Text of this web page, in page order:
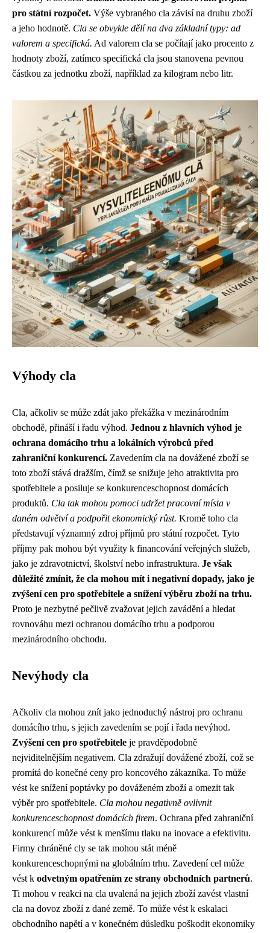
pro státní rozpočet. Výše vybraného cla závisí na druhu zboží
a jeho hodnotě. Cla se obvykle dělí na dva základní typy: ad
valorem a specifická. Ad valorem cla se počítají jako procento z
hodnoty zboží, zatímco specifická cla jsou stanovena pevnou
částkou za jednotku zboží, například za kilogram nebo litr.
Výhody cla
Cla, ačkoliv se může zdát jako překážka v mezinárodním
obchodě, přináší i řadu výhod. Jednou z hlavních výhod je
ochrana domácího trhu a lokálních výrobců před
zahraniční konkurencí. Zavedením cla na dovážené zboží se
toto zboží stává dražším, čímž se snižuje jeho atraktivita pro
spotřebitele a posiluje se konkurenceschopnost domácích
produktů. Cla tak mohou pomoci udržet pracovní místa v
daném odvětví a podpořit ekonomický růst. Kromě toho cla
představují významný zdroj příjmů pro státní rozpočet. Tyto
příjmy pak mohou být využity k financování veřejných služeb,
jako je zdravotnictví, školství nebo infrastruktura. Je však
důležité zmínit, že cla mohou mít i negativní dopady, jako je
zvýšení cen pro spotřebitele a snížení výběru zboží na trhu.
Proto je nezbytné pečlivě zvažovat jejich zavádění a hledat
rovnováhu mezi ochranou domácího trhu a podporou
mezinárodního obchodu.
Nevýhody cla
Ačkoliv cla mohou znít jako jednoduchý nástroj pro ochranu
domácího trhu, s jejich zavedením se pojí i řada nevýhod.
Zvýšení cen pro spotřebitele je pravděpodobně
nejviditelnějším negativem. Cla zdražují dovážené zboží, což se
promítá do konečné ceny pro koncového zákazníka. To může
vést ke snížení poptávky po dováženém zboží a omezit tak
výběr pro spotřebitele. Cla mohou negativně ovlivnit
konkurenceschopnost domácích firem. Ochrana před zahraniční
konkurencí může vést k menšímu tlaku na inovace a efektivitu.
Firmy chráněné cly se tak mohou stát méně
konkurenceschopnými na globálním trhu. Zavedení cel může
vést k odvetným opatřením ze strany obchodních partnerů.
Ti mohou v reakci na cla uvalená na jejich zboží zavést vlastní
cla na dovoz zboží z dané země. To může vést k eskalaci
obchodního napětí a v konečném důsledku poškodit ekonomiky